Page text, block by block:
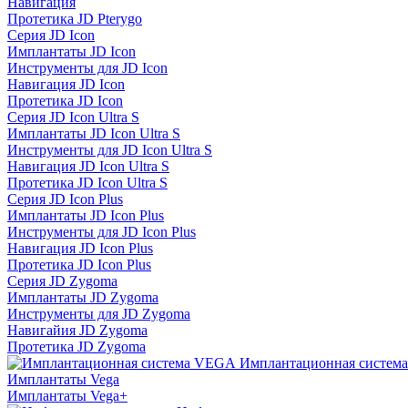
Протетика JD Pterygo
Серия JD Icon
Имплантаты JD Icon
Инструменты для JD Icon
Навигация JD Icon
Протетика JD Icon
Серия JD Icon Ultra S
Имплантаты JD Icon Ultra S
Инструменты для JD Icon Ultra S
Навигация JD Icon Ultra S
Протетика JD Icon Ultra S
Серия JD Icon Plus
Имплантаты JD Icon Plus
Инструменты для JD Icon Plus
Навигация JD Icon Plus
Протетика JD Icon Plus
Серия JD Zygoma
Имплантаты JD Zygoma
Инструменты для JD Zygoma
Навигайия JD Zygoma
Протетика JD Zygoma
Имплантационная
Имплантаты Vega
Имплантаты Vega+